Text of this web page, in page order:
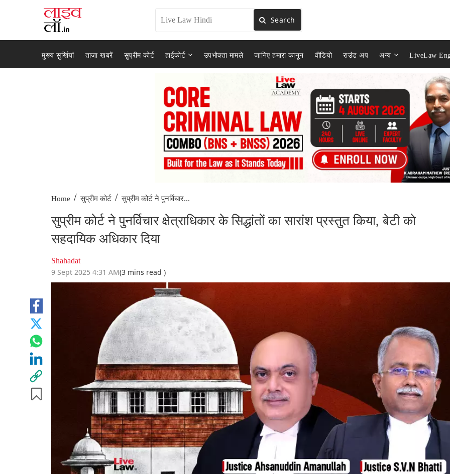
Search
मुख्य सुर्खियां ताजा खबरें सुप्रीम कोर्ट हाईकोर्ट उपभोक्ता मामले जानिए हमारा कानून वीडियो राउंड अप अन्य LiveLaw
Home / सुप्रीम कोर्ट / सुप्रीम कोर्ट ने पुनर्विचार...
सुप्रीम कोर्ट ने पुनर्विचार क्षेत्राधिकार के सिद्धांतों का सारांश प्रस्तुत किया, बेटी को
सहदायिक अधिकार दिया
Shahadat
9 Sept 2025 4:31 AM(3 mins read )